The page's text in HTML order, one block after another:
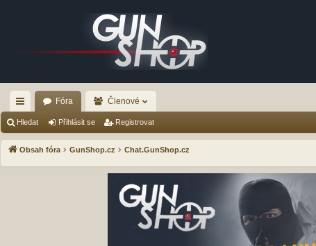
yc
hl
Fóra Členové
Hledat Přihlásit se Registrovat
Obsah fóra GunShop.cz Chat.GunShop.cz